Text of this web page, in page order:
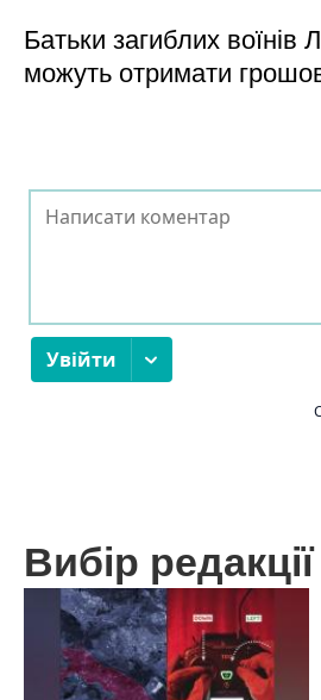
Батьки загиблих воїнів
можуть отримати
Вибір редакції